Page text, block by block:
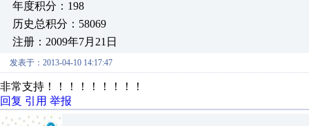
年度积分：198
历史总积分：58069
注册：2009年7月21日
发表于：2013-04-10 14:17:47
非常支持！！！！！！！！！
回复 引用 举报